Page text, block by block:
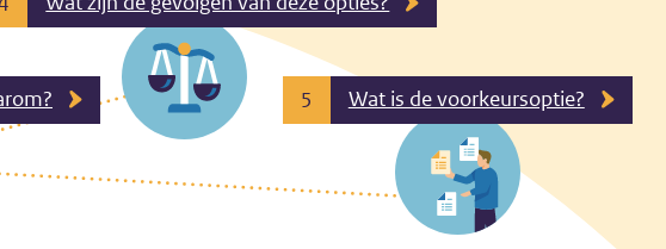
5 Wat is de voorkeursoptie?